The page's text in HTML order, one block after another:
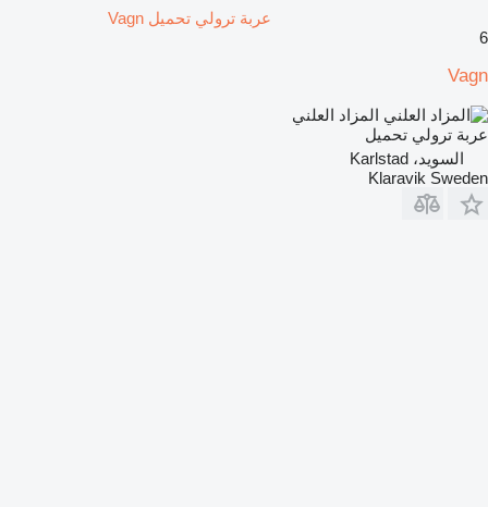
عربة ترولي تحميل Vagn
6
Vagn
المزاد العلني
عربة ترولي تحميل
السويد، Karlstad
Klaravik Sweden